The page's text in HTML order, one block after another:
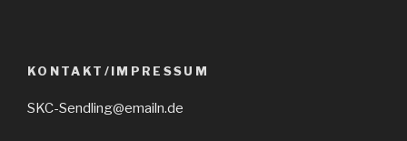
KONTAKT/IMPRESSUM
SKC-Sendling@emailn.de